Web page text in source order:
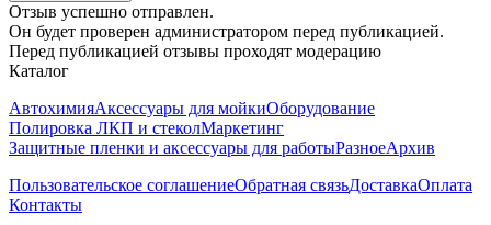
Отзыв успешно отправлен.
Он будет проверен администратором перед публикацией.
Перед публикацией отзывы проходят модерацию
Каталог
АвтохимияАксессуары для мойкиОборудование
Полировка ЛКП и стеколМаркетинг
Защитные пленки и аксессуары для работыРазноеАрхив
Пользовательское соглашениеОбратная связьДоставкаОплата
Контакты